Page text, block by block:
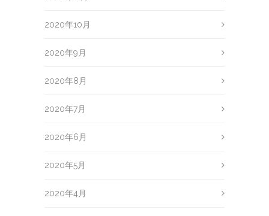
2020年10月
2020年9月
2020年8月
2020年7月
2020年6月
2020年5月
2020年4月